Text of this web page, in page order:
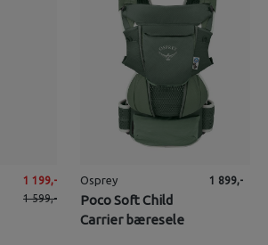
1 199,-
1 599,-
Osprey
Poco Soft Child
Carrier bæresele
1 899,-